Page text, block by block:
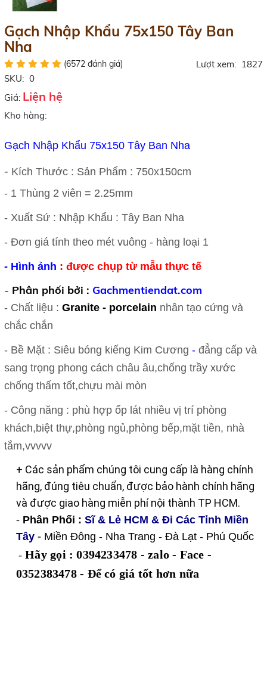
Gạch Nhập Khẩu 75x150 Tây Ban
Nha
(6572 đánh giá) Lượt xem: 1827
SKU: 0
Giá: Liện hệ
Kho hàng:
Gạch Nhập Khẩu 75x150 Tây Ban Nha
- Kích Thước : Sản Phẩm : 750x150cm
- 1 Thùng 2 viên = 2.25mm
- Xuất Sứ : Nhập Khẩu : Tây Ban Nha
- Đơn giá tính theo mét vuông - hàng loại 1
- Hình ảnh : được chụp từ mẫu thực tế
- Phân phối bởi : Gachmentiendat.com
- Chất liệu : Granite - porcelain nhân tạo cứng và
chắc chắn
- Bề Mặt : Siêu bóng kiếng Kim Cương - đẳng cấp và
sang trọng phong cách châu âu,chống trầy xước
chống thấm tốt,chựu mài mòn
- Công năng : phù hợp ốp lát nhiều vị trí phòng
khách,biệt thự,phòng ngủ,phòng bếp,mặt tiền, nhà
tắm,vvvvv
+ Các sản phẩm chúng tôi cung cấp là hàng chính
hãng, đúng tiêu chuẩn, được bảo hành chính hãng
và được giao hàng miễn phí nội thành TP HCM.
- Phân Phối : Sĩ & Lẻ HCM & Đi Các Tỉnh Miền
Tây -Miền Đông - Nha Trang - Đà Lạt - Phú Quốc
- Hãy gọi : 0394233478 - zalo - Face -
0352383478 - Để có giá tốt hơn nữa